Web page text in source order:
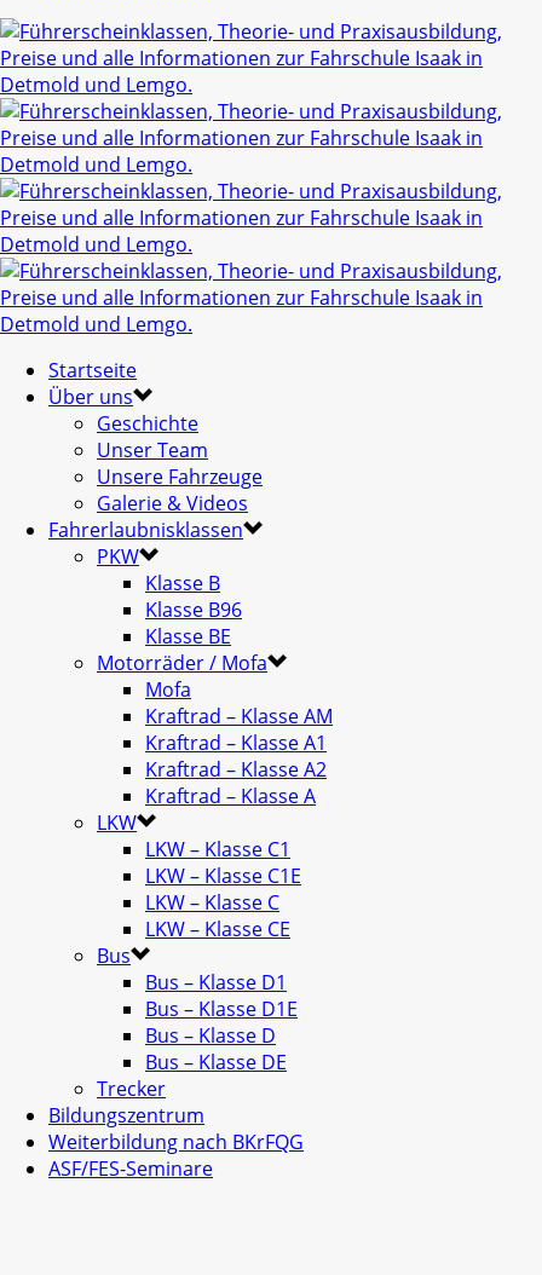
Startseite
Über uns
Geschichte
Unser Team
Unsere Fahrzeuge
Galerie & Videos
Fahrerlaubnisklassen
PKW
Klasse B
Klasse B96
Klasse BE
Motorräder / Mofa
Mofa
Kraftrad – Klasse AM
Kraftrad – Klasse A1
Kraftrad – Klasse A2
Kraftrad – Klasse A
LKW
LKW – Klasse C1
LKW – Klasse C1E
LKW – Klasse C
LKW – Klasse CE
Bus
Bus – Klasse D1
Bus – Klasse D1E
Bus – Klasse D
Bus – Klasse DE
Trecker
Bildungszentrum
Weiterbildung nach BKrFQG
ASF/FES-Seminare